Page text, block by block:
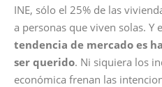
INE, sólo el 25% de las
a personas que viven solas. Y
tendencia de mercado es
ser querido. Ni siquiera los
económica frenan las